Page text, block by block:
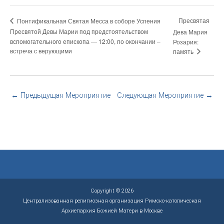
Понтификальная Святая Месса в соборе Успения
Пресвятой Девы Марии под предстоятельством
вспомогательного епископа — 12:00, по окончании –
встреча с верующими
Пресвятая
Дева Мария
Розария:
память
← Предыдущая Мероприятие Следующая Мероприятие →
Copyright © 2026
Централизованная религиозная организация Римско-католическая
Архиепархия Божией Матери в Москве